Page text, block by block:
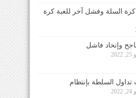
كرة السلة وفشل آخر للعبة كرة
ناجح وإتحاد فاشل
تداول السلطة بإنتظام